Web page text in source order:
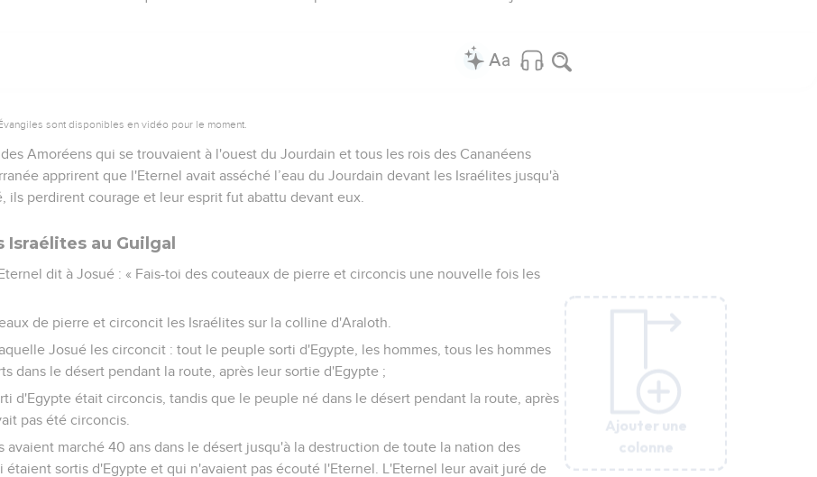
Ajouter une
colonne
Ajouter une
colonne
sont disponibles en vidéo pour le moment.
Amoréens qui se trouvaient à l'ouest du Jourdain et tous les rois des Cananéens
apprirent que l'Eternel avait asséché l’eau du Jourdain devant les Israélites jusqu'à
ils perdirent courage et leur esprit fut abattu devant eux.
Israélites au Guilgal
dit à Josué : « Fais-toi des couteaux de pierre et circoncis une nouvelle fois les
de pierre et circoncit les Israélites sur la colline d'Araloth.
Josué les circoncit : tout le peuple sorti d'Egypte, les hommes, tous les hommes
dans le désert pendant la route, après leur sortie d'Egypte ;
d'Egypte était circoncis, tandis que le peuple né dans le désert pendant la route, après
pas été circoncis.
avaient marché 40 ans dans le désert jusqu'à la destruction de toute la nation des
étaient sortis d'Egypte et qui n'avaient pas écouté l'Eternel. L'Eternel leur avait juré de
Ajouter une
colonne
Ajouter une
colonne
Ajouter une
colonne
Ajouter une
colonne